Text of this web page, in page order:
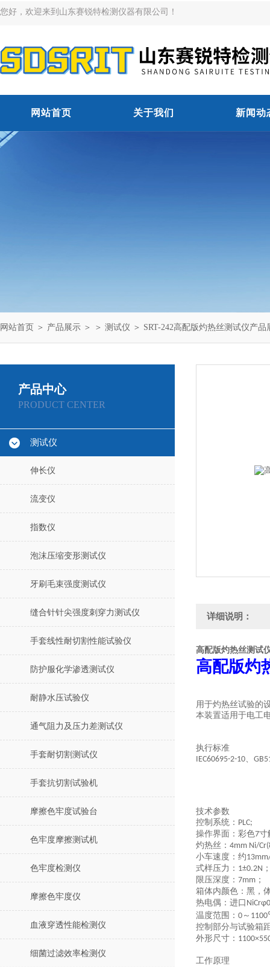
您好，欢迎来到山东赛锐特检测仪器有限公司！
网站首页 关于我们 新闻动
网站首页 ＞ 产品展示 ＞ ＞ 测试仪 ＞ SRT-242高配版灼热丝测试仪产品
产品中心
PRODUCT CENTER
测试仪
伸长仪
流变仪
指数仪
泡沫压缩变形测试仪
牙刷毛束强度测试仪
缝合针针尖强度刺穿力测试仪
手套线性耐切割性能试验仪
防护服化学渗透测试仪
耐静水压试验仪
通气阻力及压力差测试仪
手套耐切割测试仪
手套抗切割试验机
摩擦色牢度试验台
色牢度摩擦测试机
色牢度检测仪
摩擦色牢度仪
血液穿透性能检测仪
细菌过滤效率检测仪
详细说明：
高配版灼热丝测试
高配版灼
用于灼热丝试验的
本装置适用于电工
执行标准
IEC60695-2-10、
技术参数
控制系统： PLC;
操作界面：彩色7寸
灼热丝 ： 4mm Ni/
小车速度： 约
式样压力： 1±0.2N
限压深度： 7mm ；
箱体内颜色： 黑，
热电偶： 进口
温度范围： 0 ～
控制部分与试验箱
外形尺寸：
工作原理